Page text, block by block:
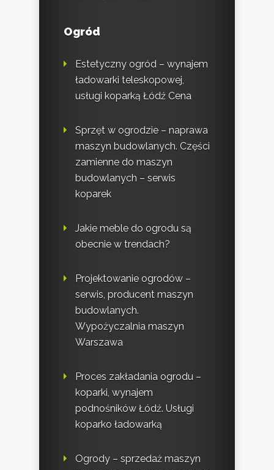
Ogród
Estetyczny ogród – wynajem
ładowarki teleskopowej,
usługi koparką Łódź Cena
Sprzęt w ogrodzie – naprawa
maszyn budowlanych. Części
zamienne do maszyn
budowlanych – serwis
koparek
Jakie meble do ogrodu są
obecnie w trendach?
Projektowanie ogrodów –
serwis, producent maszyn
budowlanych.
Wypożyczalnia maszyn
Warszawa
Proces zakładania ogrodu –
koparki, wynajem
podnośników Łódź. Usługi
koparko ładowarką
Ogrody – sprzedaż maszyn